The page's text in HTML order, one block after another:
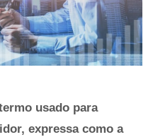
usado para
expressa como a